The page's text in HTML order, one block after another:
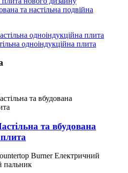
та настільна подвійна
одноіндукційна плита
та вбудована